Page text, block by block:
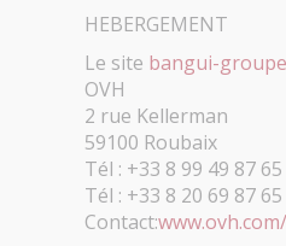
HEBERGEMENT
Le site bangui-
OVH
2 rue Kellerman
59100 Roubaix
Tél : +33 8 99 49 87
Tél : +33 8 20 69 87
Contact: